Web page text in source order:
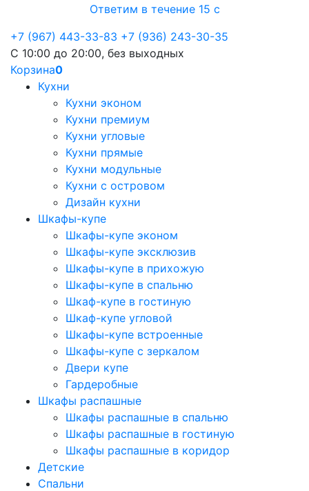
Ответим в течение 15 с
+7 (967) 443-33-83 +7 (936) 243-30-35
С 10:00 до 20:00, без выходных
Корзина0
Кухни
Кухни эконом
Кухни премиум
Кухни угловые
Кухни прямые
Кухни модульные
Кухни с островом
Дизайн кухни
Шкафы-купе
Шкафы-купе эконом
Шкафы-купе эксклюзив
Шкафы-купе в прихожую
Шкафы-купе в спальню
Шкаф-купе в гостиную
Шкаф-купе угловой
Шкафы-купе встроенные
Шкафы-купе с зеркалом
Двери купе
Гардеробные
Шкафы распашные
Шкафы распашные в спальню
Шкафы распашные в гостиную
Шкафы распашные в коридор
Детские
Спальни